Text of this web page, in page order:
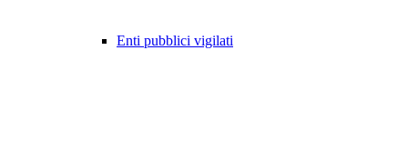
Enti pubblici vigilati